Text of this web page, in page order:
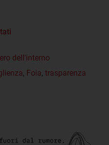
dell'interno
, Foia, trasparenza